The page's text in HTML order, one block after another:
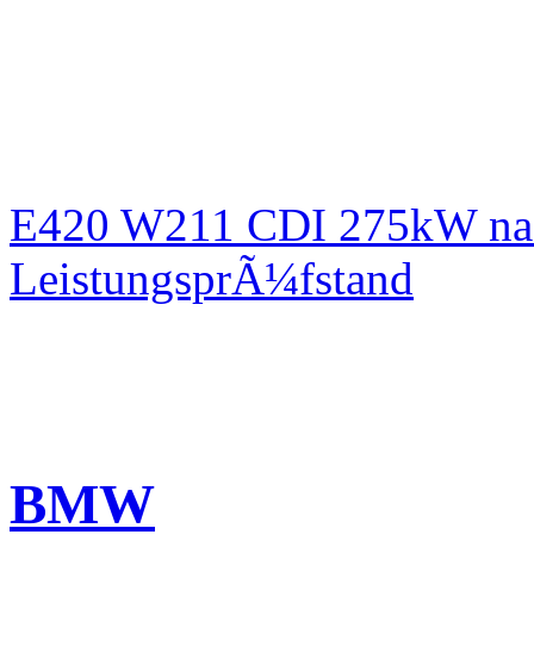
E420 W211 CDI 275kW
LeistungsprÃ¼fstand
BMW